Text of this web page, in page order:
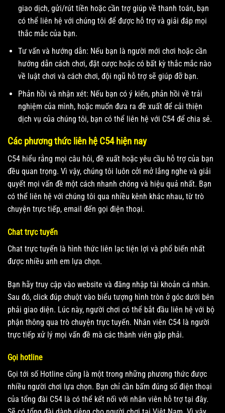
giao dịch, gửi/rút tiền hoặc cần trợ giúp về thanh toán, bạn
có thể liên hệ với chúng tôi để được hỗ trợ và giải đáp mọi
thắc mắc của bạn.
Tư vấn và hướng dẫn: Nếu bạn là người mới chơi hoặc cần
hướng dẫn cách chơi, đặt cược hoặc có bất kỳ thắc mắc nào
về luật chơi và cách chơi, đội ngũ hỗ trợ sẽ giúp đỡ bạn.
Phản hồi và nhận xét: Nếu bạn có ý kiến, phản hồi về trải
nghiệm của mình, hoặc muốn đưa ra đề xuất để cải thiện
dịch vụ của chúng tôi, bạn có thể liên hệ với C54 để chia sẻ.
Các phương thức liên hệ C54 hiện nay
C54 hiểu rằng mọi câu hỏi, đề xuất hoặc yêu cầu hỗ trợ của bạn
đều quan trọng. Vì vậy, chúng tôi luôn cởi mở lắng nghe và giải
quyết mọi vấn đề một cách nhanh chóng và hiệu quả nhất. Bạn
có thể liên hệ với chúng tôi qua nhiều kênh khác nhau, từ trò
chuyện trực tiếp, email đến gọi điện thoại.
Chat trực tuyến
Chat trực tuyến là hình thức liên lạc tiện lợi và phổ biến nhất
được nhiều anh em lựa chọn.
Bạn hãy truy cập vào website và đăng nhập tài khoản cá nhân.
Sau đó, click đúp chuột vào biểu tượng hình tròn ở góc dưới bên
phải giao diện. Lúc này, người chơi có thể bắt đầu liên hệ với bộ
phận thông qua trò chuyện trực tuyến. Nhân viên C54 là người
trực tiếp xử lý mọi vấn đề mà các thành viên gặp phải.
Gọi hotline
Gọi tới số Hotline cũng là một trong những phương thức được
nhiều người chơi lựa chọn. Bạn chỉ cần bấm đúng số điện thoại
của tổng đài C54 là có thể kết nối với nhân viên hỗ trợ tại đây.